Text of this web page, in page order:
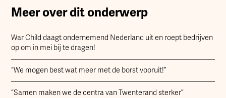
Meer over dit onderwerp
War Child daagt ondernemend Nederland uit en roept bedrijven
op om in mei bij te dragen!
“We mogen best wat meer met de borst vooruit!”
“Samen maken we de centra van Twenterand sterker”